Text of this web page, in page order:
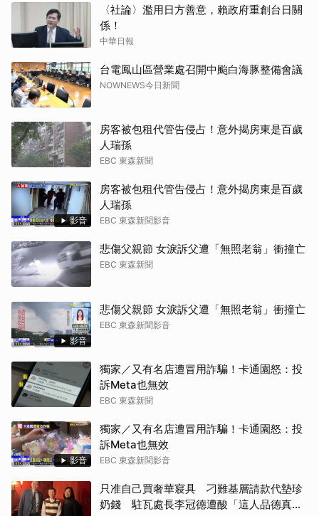
〈社論〉濫用日方善意，賴政府重創台日關
係！
中華日報
台電鳳山區營業處召開中颱白海豚整備會議
NOWNEWS今日新聞
房客被包租代管告侵占！意外揭房東是百歲
人瑞孫
EBC 東森新聞
影音
房客被包租代管告侵占！意外揭房東是百歲
人瑞孫
EBC 東森新聞影音
悲傷父親節 女淚訴父遭「無照老翁」衝撞亡
EBC 東森新聞
影音
悲傷父親節 女淚訴父遭「無照老翁」衝撞亡
EBC 東森新聞影音
獨家／又有名店遭冒用詐騙！卡通園怒：投
訴Meta也無效
EBC 東森新聞
影音
獨家／又有名店遭冒用詐騙！卡通園怒：投
訴Meta也無效
EBC 東森新聞影音
只准自己買奢華寢具 刁難基層請款代墊珍
奶錢 駐瓦處長李冠德遭酸「這人品德真的